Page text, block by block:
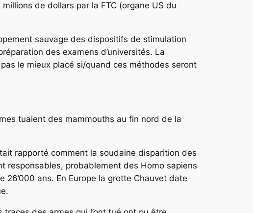
de dollars par la FTC (organe US du
sauvage des dispositifs de stimulation
des examens d’universités. La
le mieux placé si/quand ces méthodes seront
tuaient des mammouths au fin nord de la
rapporté comment la soudaine disparition des
responsables, probablement des Homo sapiens
ans. En Europe la grotte Chauvet date